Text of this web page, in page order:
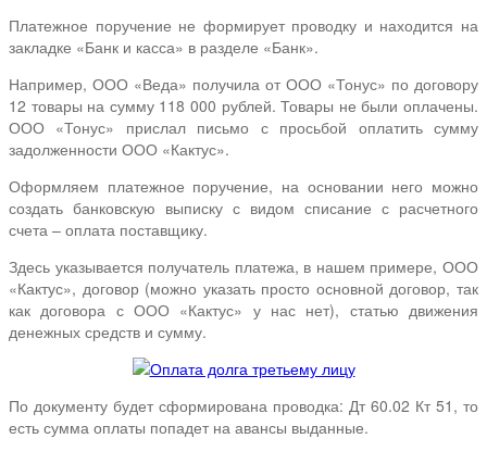
Платежное поручение не формирует проводку и находится на
закладке «Банк и касса» в разделе «Банк».
Например, ООО «Веда» получила от ООО «Тонус» по договору
12 товары на сумму 118 000 рублей. Товары не были оплачены.
ООО «Тонус» прислал письмо с просьбой оплатить сумму
задолженности ООО «Кактус».
Оформляем платежное поручение, на основании него можно
создать банковскую выписку с видом списание с расчетного
счета – оплата поставщику.
Здесь указывается получатель платежа, в нашем примере, ООО
«Кактус», договор (можно указать просто основной договор, так
как договора с ООО «Кактус» у нас нет), статью движения
денежных средств и сумму.
По документу будет сформирована проводка: Дт 60.02 Кт 51, то
есть сумма оплаты попадет на авансы выданные.